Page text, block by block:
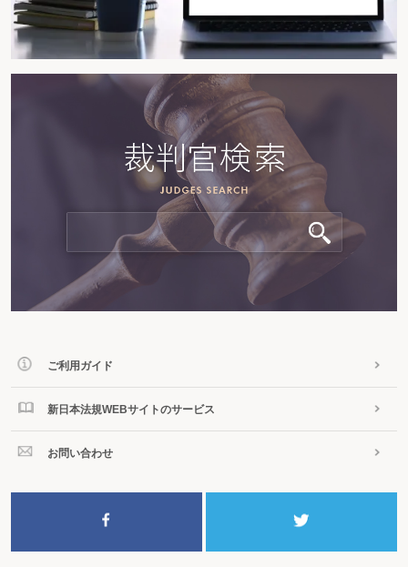
２－162 買主が数量、権利に関する不適合以外の契約不適合に基づく履行の
追完請求、代金減額請求、損害賠償請求、契約の解除をすることができなくな
るのはいつの時点か
２－163 債権の売主の担保責任は、いつの資力を担保したことになるか
２－164 売買契約において定めがない場合の代金支払時期はいつか
２－165 目的物の収益権はいつ移転するか
２－166 買戻しの特約はいつ行わなければならないか
２－168 買戻特約の登記はいつなすべきか
２－169 書面でする消費貸借（諾成的消費貸借）の借主は、いつまで契約を
解除することができるか
２－170 利息支払の特約がある場合、貸主はいつからの利息を請求すること
２－171 返還期日の定めがない消費貸借契約において、貸主はいつ返還を請
２－172 消費貸借で同種・同等のものを返還し得なくなった場合の価額償還
の算定時期はいつか
２－173 使用貸借契約において貸主が任意に契約を解除できるのはいつまで
なすべきか
２－177 処分の権限のない者がなすことのできる短期賃貸借の期間はどれだ
けか
２－178 賃貸借の存続期間はどれだけ認められるか
２－179 賃借物の修繕が必要な場合、賃借人はいつ修繕をすることができる
か
少ない期間がどれだけ続くと契約を解除できるか
ご利用ガイド
新日本法規WEBサイトのサービス
お問い合わせ